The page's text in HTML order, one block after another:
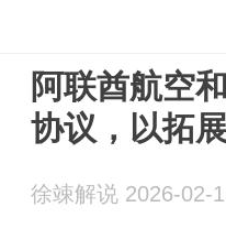
阿联酋航空
协议，以拓
徐竦解说 2026-02-